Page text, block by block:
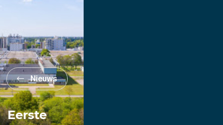
Nieuws
Eerste